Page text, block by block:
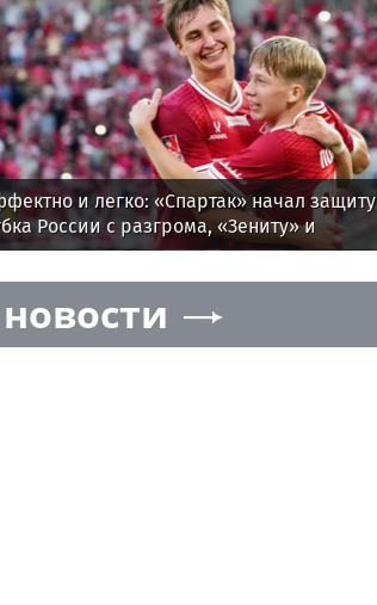
и легко: «Спартак» начал защиту
России с разгрома, «Зениту» и
помогли победить новички